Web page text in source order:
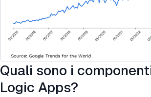
Quali sono i
Logic Apps?